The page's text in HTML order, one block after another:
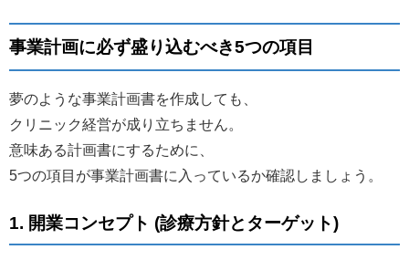
事業計画に必ず盛り込むべき5つの項目
夢のような事業計画書を作成しても、
クリニック経営が成り立ちません。
意味ある計画書にするために、
5つの項目が事業計画書に入っているか確認しましょう。
1. 開業コンセプト (診療方針とターゲット)